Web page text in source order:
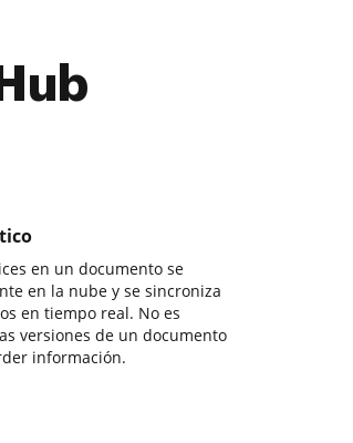
en un documento se
en la nube y se sincroniza
en tiempo real. No es
versiones de un documento
información.